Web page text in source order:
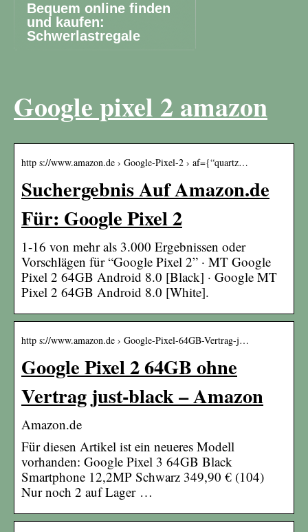
Bequem online finden
und kaufen:
Schwerlastregale
Google pixel 2 amazon
http s://www.amazon.de › Google-Pixel-2 › af={“quartz…
Suchergebnis Auf Amazon.de
Für: Google Pixel 2
1-16 von mehr als 3.000 Ergebnissen oder
Vorschlägen für “Google Pixel 2” · MT Google
Pixel 2 64GB Android 8.0 [Black] · Google MT
Pixel 2 64GB Android 8.0 [White].
http s://www.amazon.de › Google-Pixel-64GB-Vertrag-j…
Google Pixel 2 64GB ohne
Vertrag just-black – Amazon
Amazon.de
Für diesen Artikel ist ein neueres Modell
vorhanden: Google Pixel 3 64GB Black
Smartphone 12,2MP Schwarz 349,90 € (104)
Nur noch 2 auf Lager …